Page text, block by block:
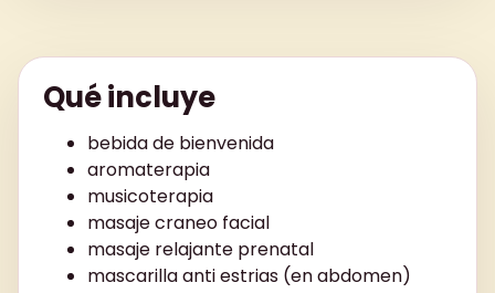
Qué incluye
bebida de bienvenida
aromaterapia
musicoterapia
masaje craneo facial
masaje relajante prenatal
mascarilla anti estrias (en abdomen)